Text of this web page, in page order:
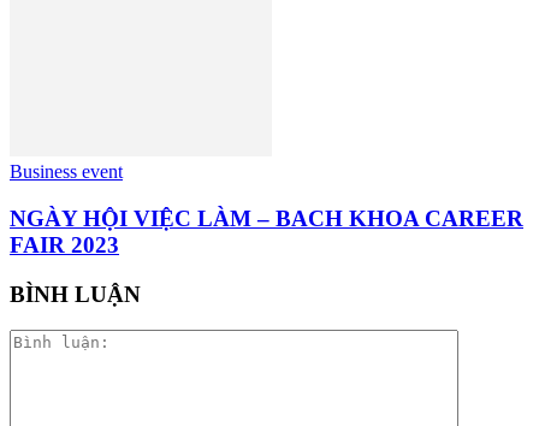
Business event
NGÀY HỘI VIỆC LÀM – BACH KHOA CAREER
FAIR 2023
BÌNH LUẬN